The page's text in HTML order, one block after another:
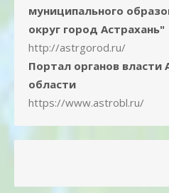
муниципального
округ город Астрахань"
http://astrgorod.ru/
Портал органов власти
области
https://www.astrobl.ru/